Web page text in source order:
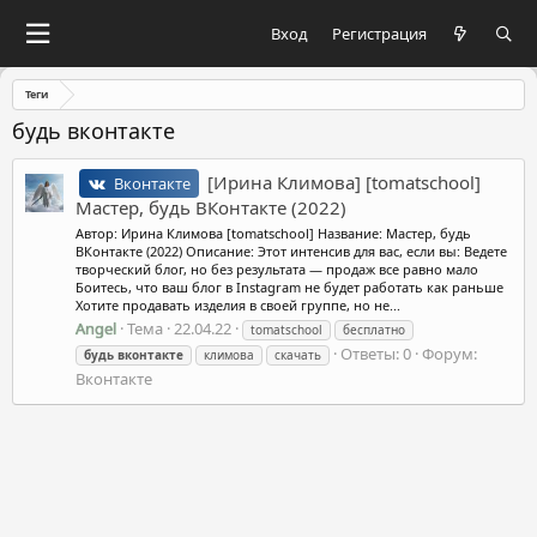
Вход Регистрация
Теги
будь вконтакте
Вконтакте
[Ирина Климова] [tomatschool]
Мастер, будь ВКонтакте (2022)
Автор: Ирина Климова [tomatschool] Название: Мастер, будь
ВКонтакте (2022) Описание: Этот интенсив для вас, если вы: Ведете
творческий блог, но без результата — продаж все равно мало
Боитесь, что ваш блог в Instagram не будет работать как раньше
Хотите продавать изделия в своей группе, но не...
Angel Тема 22.04.22 tomatschool
бесплатно
будь вконтакте климова скачать Ответы: 0 Форум:
Вконтакте